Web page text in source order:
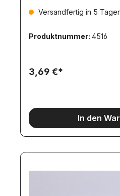
Versandfertig in 5
Produktnummer: 4516
3,69 €*
In den